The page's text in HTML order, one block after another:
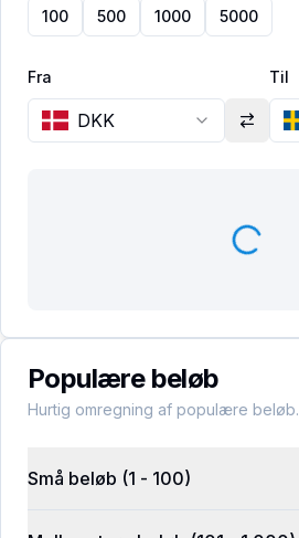
100 500 1000 5000
Fra
DKK
Til
Populære beløb
Hurtig omregning af populære beløb.
Små beløb (1 - 100)